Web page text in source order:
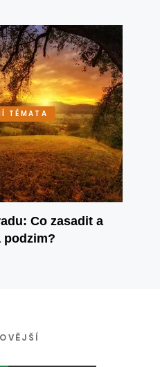
TÉMATA
Co zasadit a
podzim?